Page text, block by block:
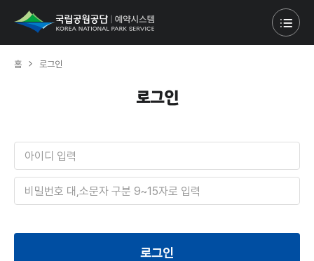
홈 로그인
로그인
아
디
비
호
로그인